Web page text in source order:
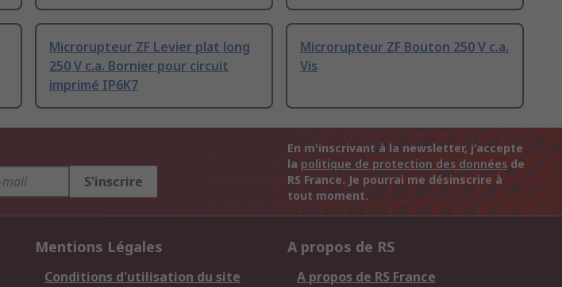
Microrupteur ZF Levier plat long
250 V c.a. Bornier pour circuit
imprimé IP6K7
Microrupteur ZF Bouton 250 V c.a.
Vis
S'inscrire
En m'inscrivant à la newsletter, j'accepte
la politique de protection des données de
RS France. Je pourrai me désinscrire à
tout moment.
Mentions Légales
Conditions d'utilisation du site
A propos de RS
A propos de RS France